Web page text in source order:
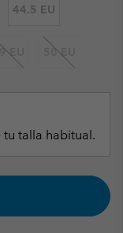
44.5 EU
49 EU 50 EU
tu talla habitual.